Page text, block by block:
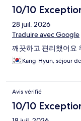
10/10
28 juil. 2026
Traduire avec Google
깨끗하고 편리했어요
Kang-Hyun, séjour
Avis vérifié
10/10